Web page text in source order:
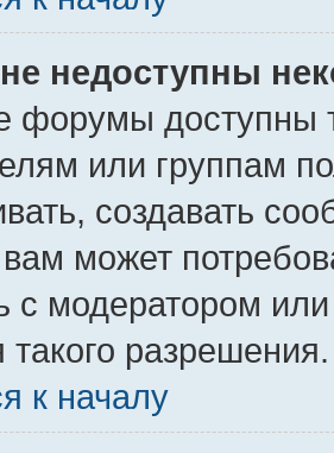
недоступны
форумы доступны
или группам
создавать
может
с модератором
такого разрешения.
к началу